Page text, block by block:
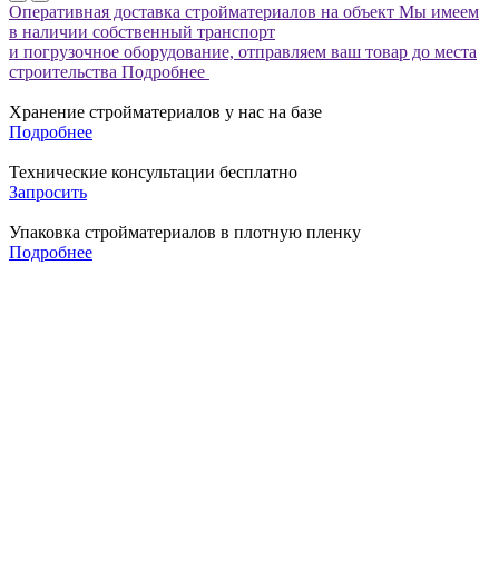
Оперативная доставка стройматериалов на объект Мы имеем
в наличии собственный транспорт
и погрузочное оборудование, отправляем ваш товар до места
строительства Подробнее
Хранение стройматериалов у нас на базе
Подробнее
Технические консультации бесплатно
Запросить
Упаковка стройматериалов в плотную пленку
Подробнее